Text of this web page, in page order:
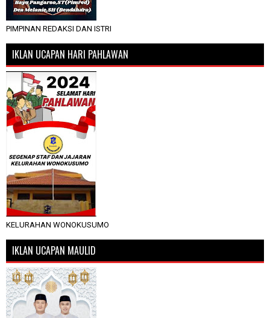
PIMPINAN REDAKSI DAN ISTRI
IKLAN UCAPAN HARI PAHLAWAN
KELURAHAN WONOKUSUMO
IKLAN UCAPAN MAULID